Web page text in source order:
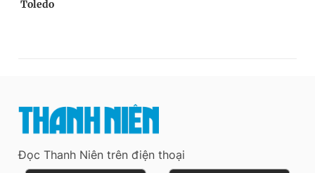
Đọc Thanh Niên trên điện thoại